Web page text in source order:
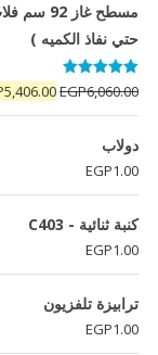
مسطح
حتي نفاذ الكميه )
تم التقييم
5.00 من 5EGP6,060.00
السعر
الأصلي
5,406.00
دولاب
EGP1.00
كنبة ثنائية - C403
EGP1.00
ترابيزة تلفزيون
EGP1.00